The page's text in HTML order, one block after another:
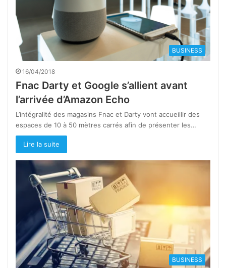
BUSINESS
16/04/2018
Fnac Darty et Google s’allient avant
l’arrivée d’Amazon Echo
L’intégralité des magasins Fnac et Darty vont accueillir des
espaces de 10 à 50 mètres carrés afin de présenter les…
Lire la suite
BUSINESS